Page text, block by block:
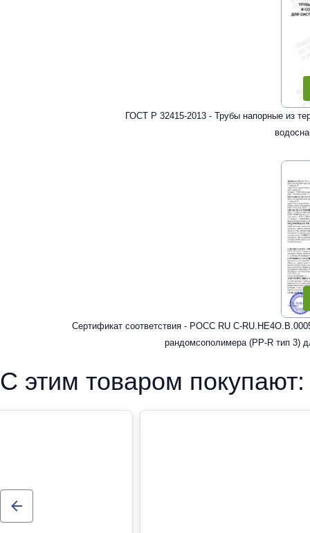
ГОСТ Р 32415-2013 - Трубы напорные из
Сертификат соответствия - РОСС RU C-
рандомсополимера (PP-R тип 3)
С этим товаром покупают: